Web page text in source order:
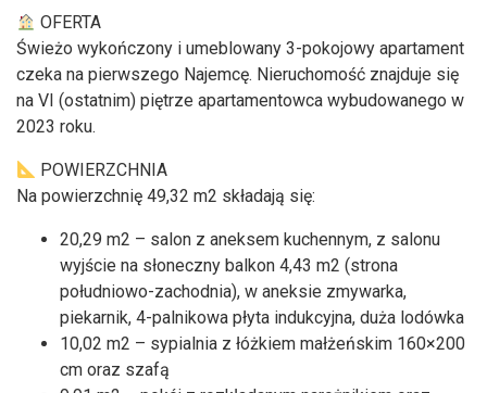
OFERTA
Świeżo wykończony i umeblowany 3-pokojowy apartament
czeka na pierwszego Najemcę. Nieruchomość znajduje się
na VI (ostatnim) piętrze apartamentowca wybudowanego w
2023 roku.
POWIERZCHNIA
Na powierzchnię 49,32 m2 składają się:
20,29 m2 – salon z aneksem kuchennym, z salonu
wyjście na słoneczny balkon 4,43 m2 (strona
południowo-zachodnia), w aneksie zmywarka,
piekarnik, 4-palnikowa płyta indukcyjna, duża lodówka
10,02 m2 – sypialnia z łóżkiem małżeńskim 160×200
cm oraz szafą